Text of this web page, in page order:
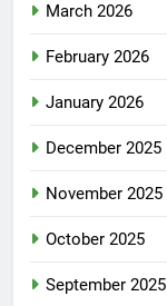
March 2026
February 2026
January 2026
December 2025
November 2025
October 2025
September 2025